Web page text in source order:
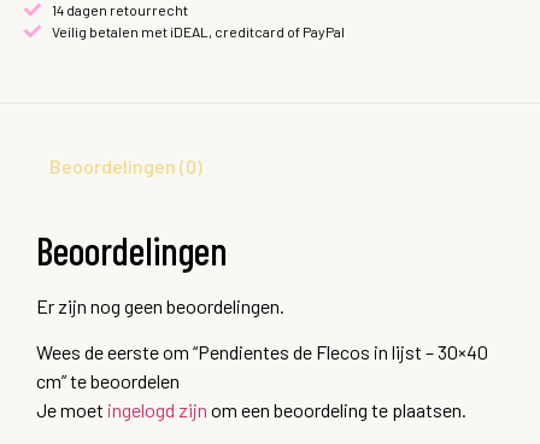
14 dagen retourrecht
Veilig betalen met iDEAL, creditcard of PayPal
Beoordelingen (0)
Beoordelingen
Er zijn nog geen beoordelingen.
Wees de eerste om “Pendientes de Flecos in lijst – 30×40
cm” te beoordelen
Je moet ingelogd zijn om een beoordeling te plaatsen.